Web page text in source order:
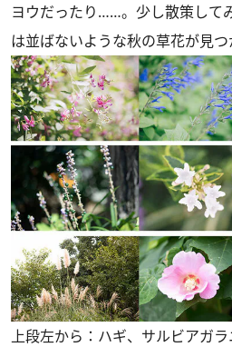
ヨウだったり……。少し散策して
は並ばないような秋の草花が見つ
上段左から：ハギ、サルビアガ